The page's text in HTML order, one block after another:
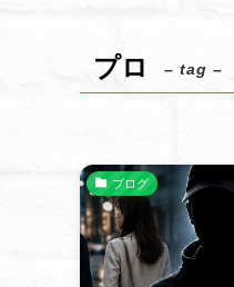
プロ – tag –
ブログ